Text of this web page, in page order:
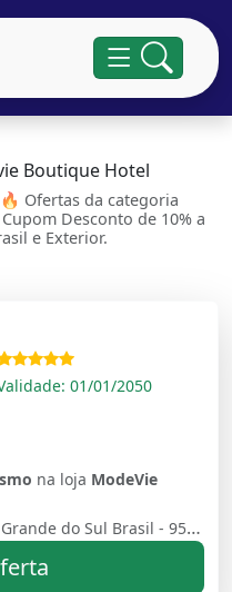
Boutique Hotel
Ofertas da categoria
Desconto de 10% a
e Exterior.
01/01/2050
na loja ModeVie
Rua Augusto Zatti Gramado Rio Grande do Sul Brasil - 95670000